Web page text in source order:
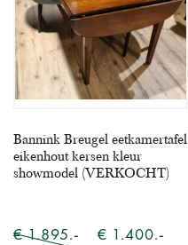
Bannink Breugel eetkamertafel
eikenhout kersen kleur
showmodel (VERKOCHT)
€ 1.895.- € 1.400.-